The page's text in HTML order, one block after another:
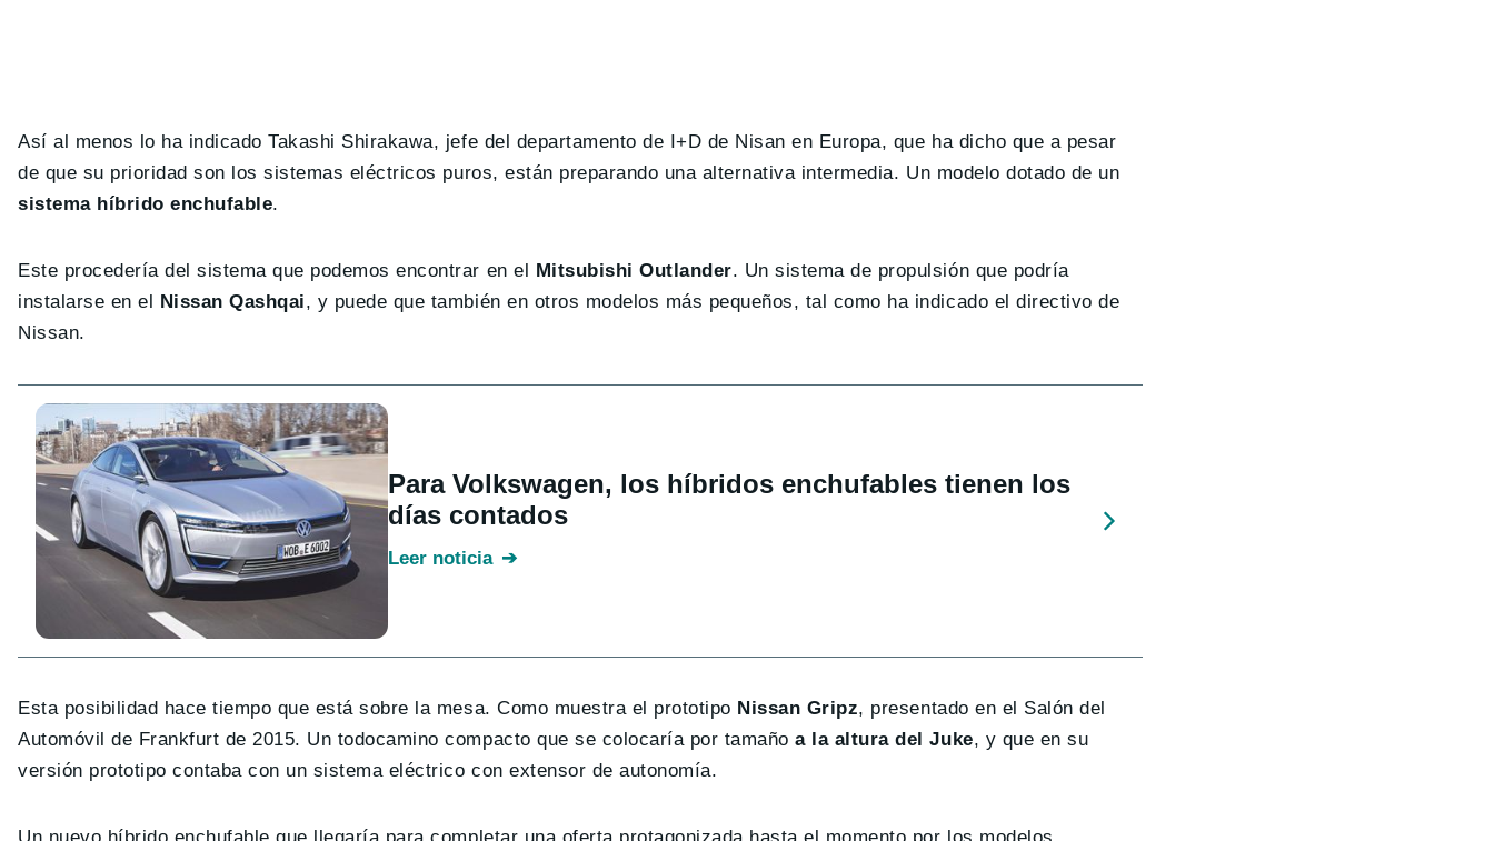
Así al menos lo ha indicado Takashi Shirakawa, jefe del departamento de I+D de Nisan en Europa, que ha dicho que a pesar
de que su prioridad son los sistemas eléctricos puros, están preparando una alternativa intermedia. Un modelo dotado de un
sistema híbrido enchufable.
Este procedería del sistema que podemos encontrar en el Mitsubishi Outlander. Un sistema de propulsión que podría
instalarse en el Nissan Qashqai, y puede que también en otros modelos más pequeños, tal como ha indicado el directivo de
Nissan.
Para Volkswagen, los híbridos enchufables tienen los
días contados
Leer noticia
Esta posibilidad hace tiempo que está sobre la mesa. Como muestra el prototipo Nissan Gripz, presentado en el Salón del
Automóvil de Frankfurt de 2015. Un todocamino compacto que se colocaría por tamaño a la altura del Juke, y que en su
versión prototipo contaba con un sistema eléctrico con extensor de autonomía.
Un nuevo híbrido enchufable que llegaría para completar una oferta protagonizada hasta el momento por los modelos